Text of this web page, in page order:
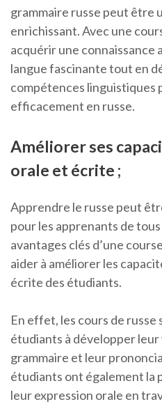
grammaire russe peut être
enrichissant. Avec une
acquérir une
langue fascinante tout en
compétences linguistiques
efficacement en russe.
Améliorer ses
orale et écrite ;
Apprendre le russe peut
pour les apprenants de tous
avantages clés d’une
aider à améliorer les
écrite des étudiants.
En effet, les cours de russe
étudiants à développer
grammaire et leur
étudiants ont également la
leur expression orale en